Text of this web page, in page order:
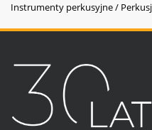
Instrumenty perkusyjne /